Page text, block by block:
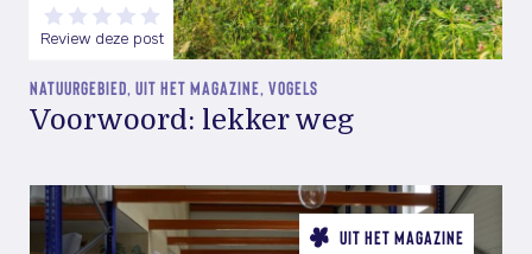
Review deze post
NATUURGEBIED, UIT HET MAGAZINE, VOGELS
Voorwoord: lekker weg
UIT HET MAGAZINE